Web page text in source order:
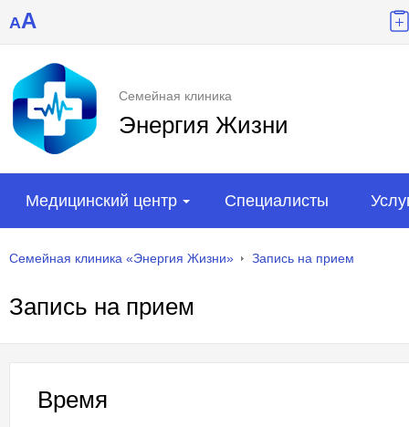
AA
Семейная клиника
Энергия Жизни
Медицинский центр Специалисты
Семейная клиника «Энергия Жизни» Запись на прием
Запись на прием
Время